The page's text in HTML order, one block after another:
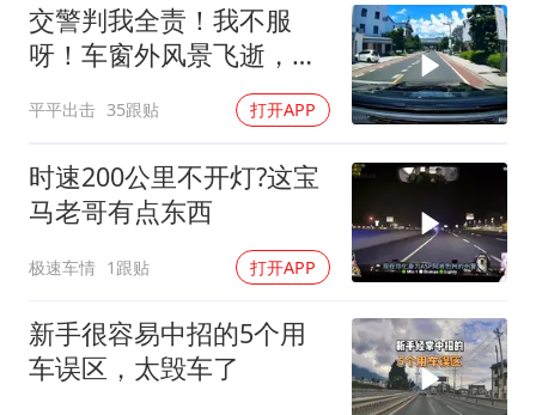
交警判我全责！我不服
呀！车窗外风景飞逝，后
平平出击 35跟贴 打开APP
时速200公里不开灯?这宝
马老哥有点东西
极速车情 1跟贴 打开APP
新手很容易中招的5个用
车误区，太毁车了